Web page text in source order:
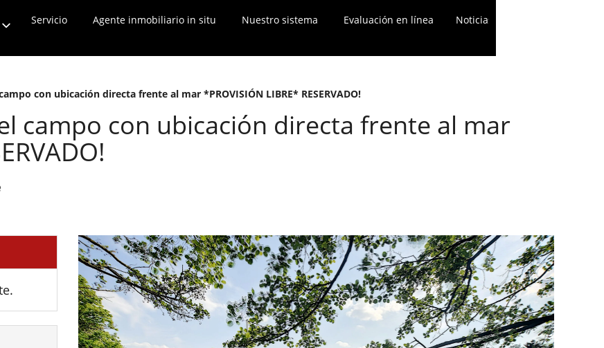
Evaluación en línea Noticias Póngase en contacto con nosotros
Servicio Agente inmobiliario in situ Nuestro sistema Evaluación en línea Noticias
con ubicación directa frente al mar *PROVISIÓN LIBRE* RESERVADO!
campo con ubicación directa frente al mar